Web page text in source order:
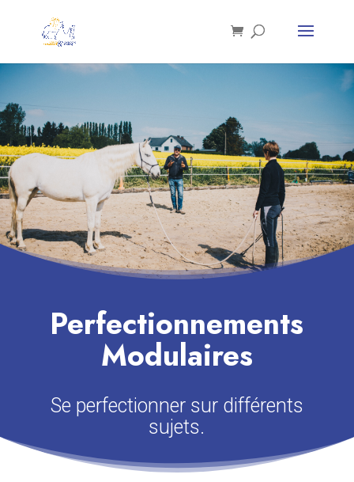
Perfectionnements
Modulaires
Se perfectionner sur différents
sujets.